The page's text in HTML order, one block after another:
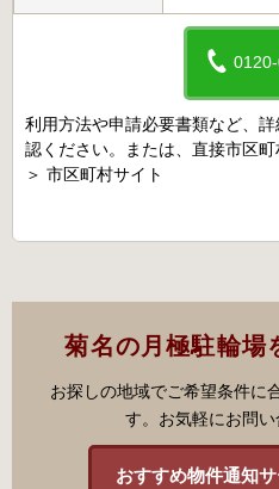
利用方法や申請必要書類など、
認ください。または、直接市区町
＞ 市区町村サイト
菊名の月極駐輪場
お探しの地域でご希望条件に
す。お気軽にお問い
おすすめ物件通知